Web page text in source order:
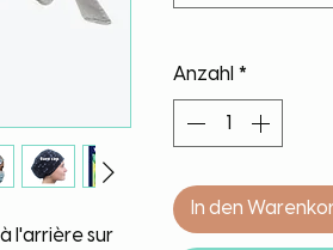
l'arrière sur
Anzahl *
In den